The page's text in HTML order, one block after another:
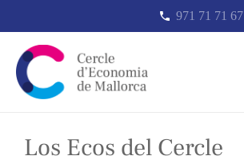
phone 971 71 71 67
Los Ecos del Cercle